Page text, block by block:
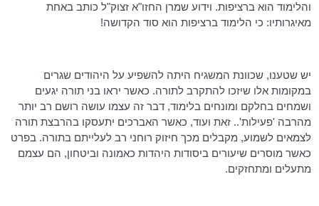
והלימוד הוא ברציפות. וידוע שמרן החזו"א זצוק"ל כותב באחת
מאיגרותיו: כי הלימוד ברציפות הוא סוד הקדושה!
יש שטענו, שכוונת המשגיח היתה להשפיע על היהודים שגרים
במקומות אלו שיזכו להתקרב לתורה. כאשר יראו בני תורה יגעים
ושמחים בחלקם ומונחים בלימוד, דבר זה עצמו עושה רושם רב יותר
מהרבה 'פעילות'.. זאת ועוד, כאשר האברכים יתעסקו בהרבצת תורה
לצמאים לשמוע, מקבלים מכך חיזוק רוחני רב לעלייתם בתורה. בפרט
כאשר מוסרים שיעורים ביסודות היהדות כאמונה וביטחון, הם עצמם
מתעלים ומתחזקים.